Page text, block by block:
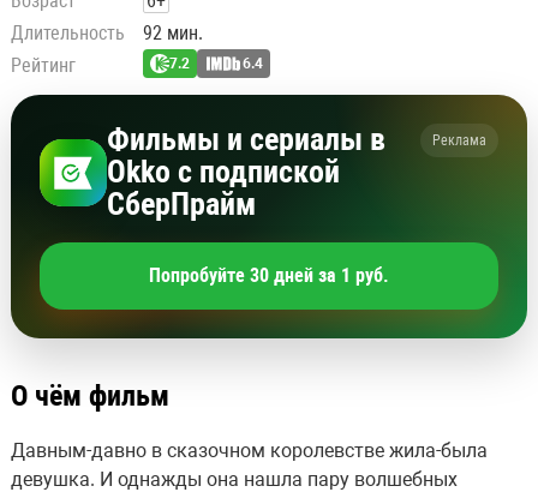
Длительность
92 мин.
Рейтинг
7.2 6.4
Фильмы и сериалы в
Okko с подпиской
СберПрайм
Реклама
Попробуйте 30 дней за 1 руб.
О чём фильм
Давным-давно в сказочном королевстве жила-была
девушка. И однажды она нашла пару волшебных